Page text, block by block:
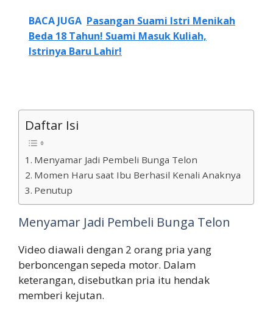
BACA JUGA Pasangan Suami Istri Menikah
Beda 18 Tahun! Suami Masuk Kuliah,
Istrinya Baru Lahir!
Daftar Isi
Menyamar Jadi Pembeli Bunga Telon
Momen Haru saat Ibu Berhasil Kenali Anaknya
Penutup
Menyamar Jadi Pembeli Bunga Telon
Video diawali dengan 2 orang pria yang
berboncengan sepeda motor. Dalam
keterangan, disebutkan pria itu hendak
memberi kejutan.